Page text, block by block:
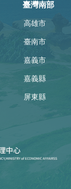
臺灣南部
高雄市
臺南市
嘉義市
嘉義縣
屏東縣